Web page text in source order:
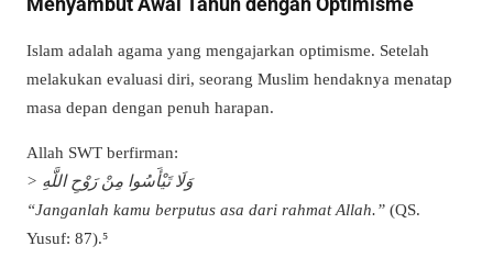
Islam adalah agama yang mengajarkan optimisme. Setelah
melakukan evaluasi diri, seorang Muslim hendaknya menatap
masa depan dengan penuh harapan.
Allah SWT berfirman:
> وَلَا تَيْأَسُوا مِنْ رَوْحِ اللَّهِ
“Janganlah kamu berputus asa dari rahmat Allah.” (QS.
Yusuf: 87).⁵